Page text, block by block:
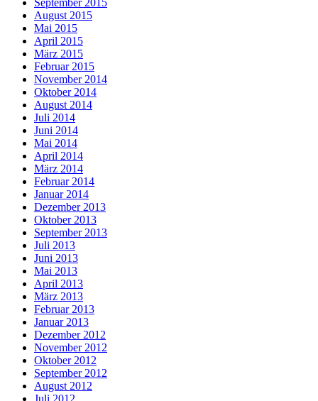
August 2015
Mai 2015
April 2015
März 2015
Februar 2015
November 2014
Oktober 2014
August 2014
Juli 2014
Juni 2014
Mai 2014
April 2014
März 2014
Februar 2014
Januar 2014
Dezember 2013
Oktober 2013
September 2013
Juli 2013
Juni 2013
Mai 2013
April 2013
März 2013
Februar 2013
Januar 2013
Dezember 2012
November 2012
Oktober 2012
September 2012
August 2012
Juli 2012